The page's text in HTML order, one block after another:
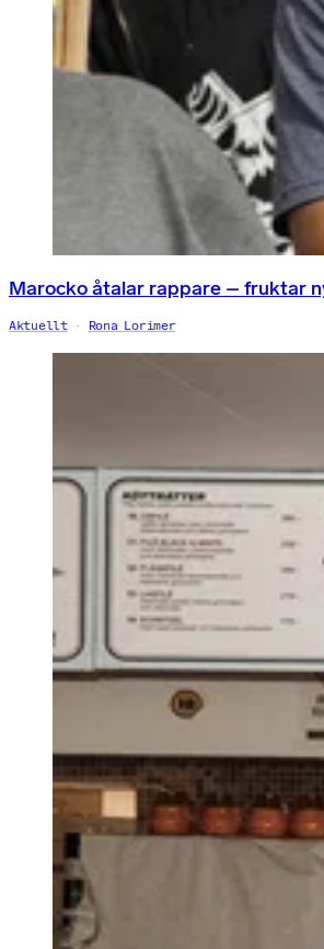
Marocko åtalar rappare – fruktar
Aktuellt Rona Lorimer